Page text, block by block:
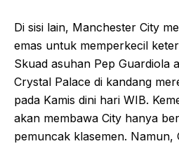
Di sisi lain, Manchester City
emas untuk memperkecil
Skuad asuhan Pep Guardiola
Crystal Palace di kandang
pada Kamis dini hari WIB.
akan membawa City hanya
pemuncak klasemen. Namun,